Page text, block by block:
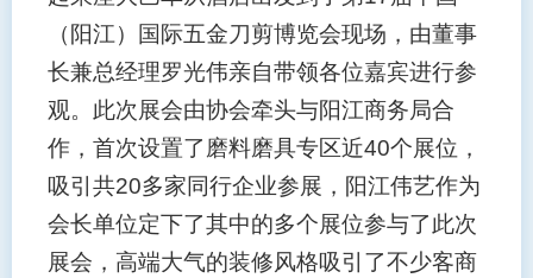
（阳江）国际五金刀剪博览会现场，由董事
长兼总经理罗光伟亲自带领各位嘉宾进行参
观。此次展会由协会牵头与阳江商务局合
作，首次设置了磨料磨具专区近40个展位，
吸引共20多家同行企业参展，阳江伟艺作为
会长单位定下了其中的多个展位参与了此次
展会，高端大气的装修风格吸引了不少客商